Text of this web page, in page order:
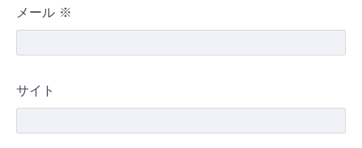
メール ※
サイト